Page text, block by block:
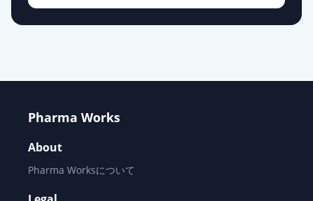
エピナスチン塩酸塩錠20mg「ファ
薬価 12.60 円
エピナスチン塩酸塩錠20mg「YD」
薬価 12.60 円
Pharma Works
About
Pharma Worksについて